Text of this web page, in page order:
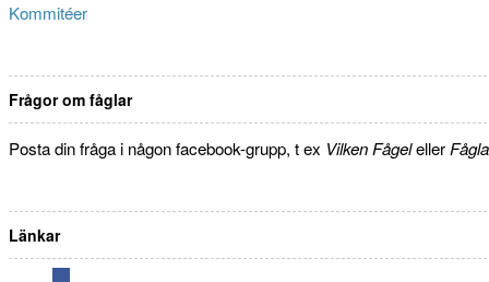
Kommitéer
Frågor om fåglar
Posta din fråga i någon facebook-grupp, t ex Vilken Fågeleller
Länkar